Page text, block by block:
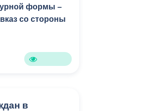
формы –
со стороны
в